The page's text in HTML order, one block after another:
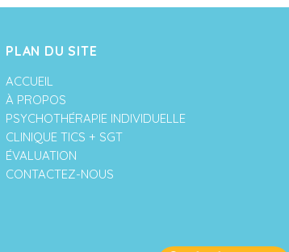
PLAN DU SITE
ACCUEIL
À PROPOS
PSYCHOTHÉRAPIE INDIVIDUELLE
CLINIQUE TICS + SGT
ÉVALUATION
CONTACTEZ-NOUS